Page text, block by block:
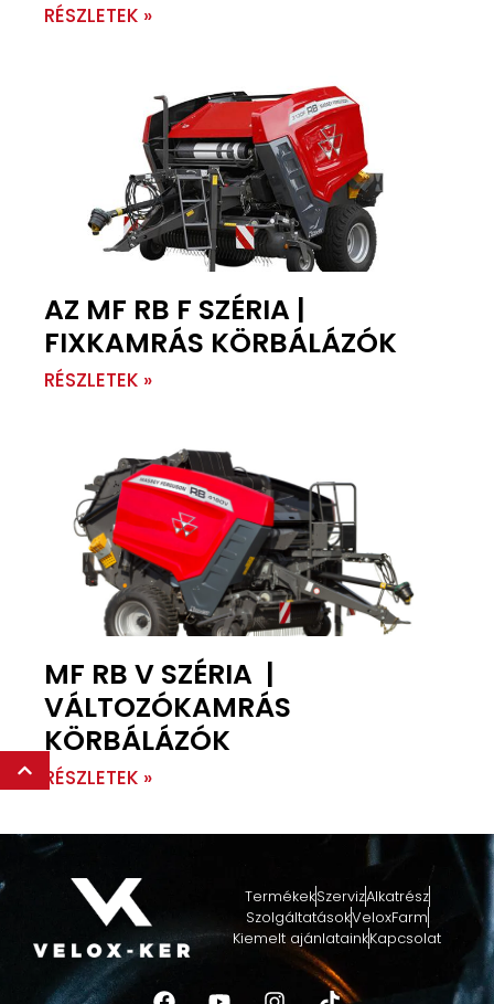
RÉSZLETEK »
AZ MF RB F SZÉRIA |
FIXKAMRÁS KÖRBÁLÁZÓK
RÉSZLETEK »
MF RB V SZÉRIA |
VÁLTOZÓKAMRÁS
KÖRBÁLÁZÓK
RÉSZLETEK »
TermékekSzervizAlkatrész
SzolgáltatásokVeloxFarm
Kiemelt ajánlatainkKapcsolat